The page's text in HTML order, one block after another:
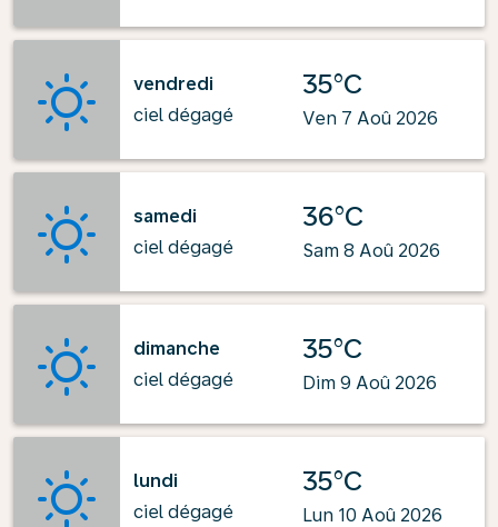
vendredi
ciel dégagé
35°C
Ven 7 Aoû 2026
samedi
ciel dégagé
36°C
Sam 8 Aoû 2026
dimanche
ciel dégagé
35°C
Dim 9 Aoû 2026
lundi
ciel dégagé
35°C
Lun 10 Aoû 2026